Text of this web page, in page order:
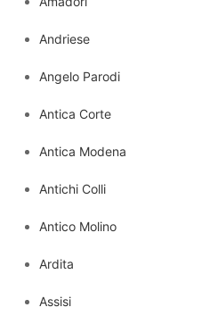
Andriese
Angelo Parodi
Antica Corte
Antica Modena
Antichi Colli
Antico Molino
Ardita
Assisi